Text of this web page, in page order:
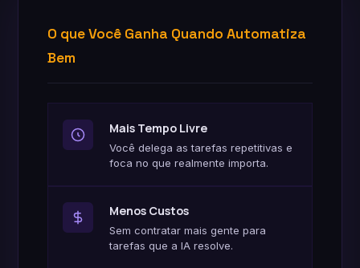
O que Você Ganha Quando Automatiza
Bem
Mais Tempo Livre
Você delega as tarefas repetitivas e
foca no que realmente importa.
Menos Custos
Sem contratar mais gente para
tarefas que a IA resolve.